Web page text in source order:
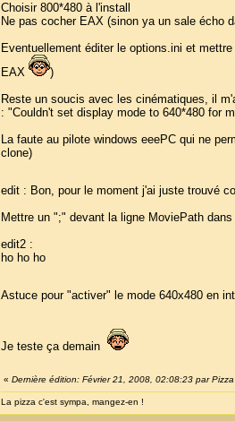
Choisir 800*480 à l'install
Ne pas cocher EAX (sinon ya un sale écho
Eventuellement éditer le options.ini et
EAX
)
Reste un soucis avec les cinématiques, il
: "Couldn't set display mode to 640*480 for
La faute au pilote windows eeePC qui ne
clone)
edit : Bon, pour le moment j'ai juste trouvé
Mettre un ";" devant la ligne MoviePath
edit2 :
ho ho ho
Astuce pour "activer" le mode 640x480 en
Je teste ça demain
« Dernière édition: Février 21, 2008, 02:08:23 par Pizza
La pizza c'est sympa, mangez-en !